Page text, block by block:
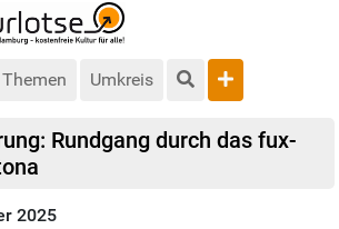
Themen Umkreis
Rundgang durch das fux-
2025